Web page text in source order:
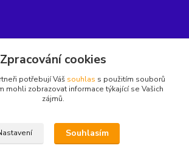
Zpracování cookies
potřebují Váš souhlas s použitím souborů
mohli zobrazovat informace týkající se Vašich
zájmů.
Souhlasím